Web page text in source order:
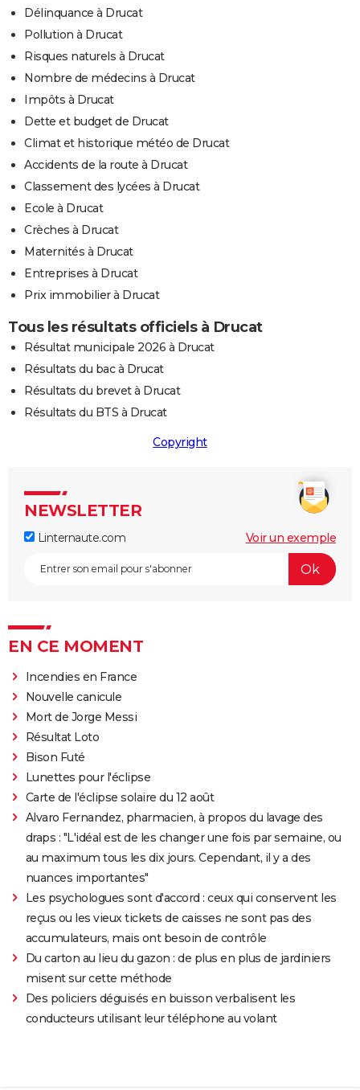
Délinquance à Drucat
Pollution à Drucat
Risques naturels à Drucat
Nombre de médecins à Drucat
Impôts à Drucat
Dette et budget de Drucat
Climat et historique météo de Drucat
Accidents de la route à Drucat
Classement des lycées à Drucat
Ecole à Drucat
Crèches à Drucat
Maternités à Drucat
Entreprises à Drucat
Prix immobilier à Drucat
Tous les résultats officiels à Drucat
Résultat municipale 2026 à Drucat
Résultats du bac à Drucat
Résultats du brevet à Drucat
Résultats du BTS à Drucat
Copyright
NEWSLETTER
Linternaute.com Voir un exemple
EN CE MOMENT
Incendies en France
Nouvelle canicule
Mort de Jorge Messi
Résultat Loto
Bison Futé
Lunettes pour l'éclipse
Carte de l'éclipse solaire du 12 août
Alvaro Fernandez, pharmacien, à propos du lavage des
draps : "L'idéal est de les changer une fois par semaine, ou
au maximum tous les dix jours. Cependant, il y a des
nuances importantes"
Les psychologues sont d'accord : ceux qui conservent les
reçus ou les vieux tickets de caisses ne sont pas des
accumulateurs, mais ont besoin de contrôle
Du carton au lieu du gazon : de plus en plus de jardiniers
misent sur cette méthode
Des policiers déguisés en buisson verbalisent les
conducteurs utilisant leur téléphone au volant